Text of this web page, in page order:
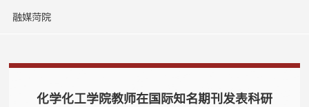
融媒菏院
化学化工学院教师在国际知名期刊发表科研